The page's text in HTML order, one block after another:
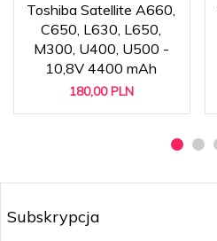
Toshiba Satellite A660,
C650, L630, L650,
M300, U400, U500 -
10,8V 4400 mAh
180,00 PLN
Subskrypcja